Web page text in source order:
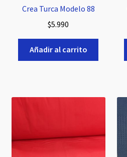
Crea Turca Modelo 88
$5.990
Añadir al carrito